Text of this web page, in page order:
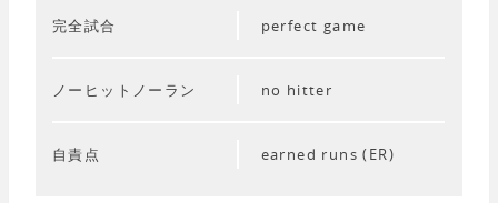
完全試合 perfect game
ノーヒットノーラン no hitter
自責点 earned runs (ER)